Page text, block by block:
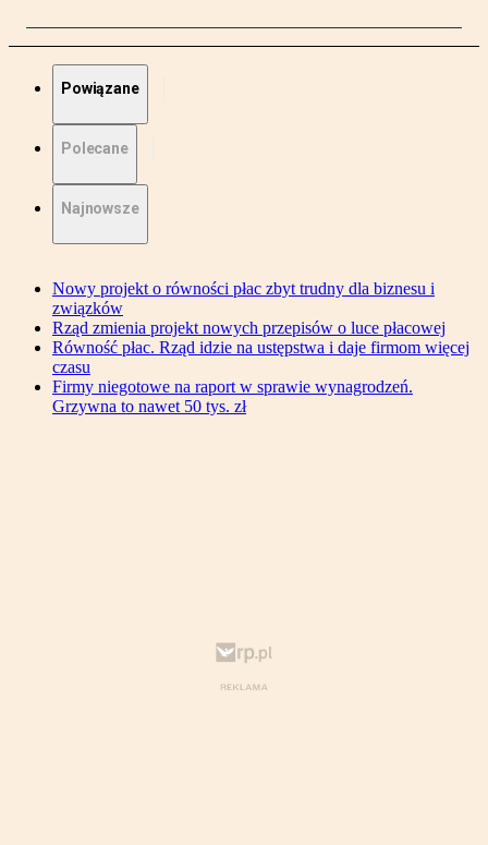
Powiązane
Polecane
Najnowsze
Nowy projekt o równości płac zbyt trudny dla biznesu i
związków
Rząd zmienia projekt nowych przepisów o luce płacowej
Równość płac. Rząd idzie na ustępstwa i daje firmom więcej
czasu
Firmy niegotowe na raport w sprawie wynagrodzeń.
Grzywna to nawet 50 tys. zł